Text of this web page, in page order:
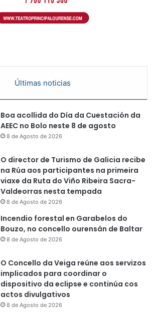
Últimas noticias
Boa acollida do Día da Cuestación da
AEEC no Bolo neste 8 de agosto
8 de Agosto de 2026
O director de Turismo de Galicia recibe
na Rúa aos participantes na primeira
viaxe da Ruta do Viño Ribeira Sacra-
Valdeorras nesta tempada
8 de Agosto de 2026
Incendio forestal en Garabelos do
Bouzo, no concello ourensán de Baltar
8 de Agosto de 2026
O Concello da Veiga reúne aos servizos
implicados para coordinar o
dispositivo da eclipse e continúa cos
actos divulgativos
8 de Agosto de 2026